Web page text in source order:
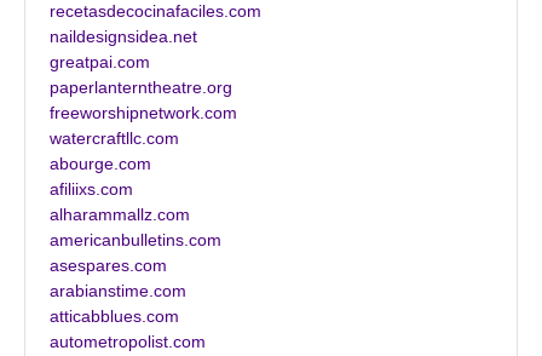
recetasdecocinafaciles.com
naildesignsidea.net
greatpai.com
paperlanterntheatre.org
freeworshipnetwork.com
watercraftllc.com
abourge.com
afiliixs.com
alharammallz.com
americanbulletins.com
asespares.com
arabianstime.com
atticabblues.com
autometropolist.com